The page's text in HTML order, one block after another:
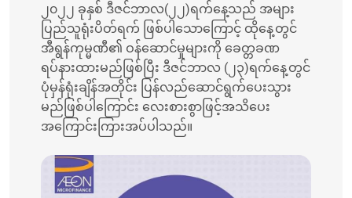
၂၀၂၂ ခုနှစ် ဒီဇင်ဘာလ(၂၂)ရက်နေ့သည် အများ
ပြည်သူရုံးပိတ်ရက် ဖြစ်ပါသောကြောင့် ထိုနေ့တွင်
အီရွန်ကုမ္မဏီ၏ ဝန်ဆောင်မှုများကို ခေတ္တခဏ
ရပ်နားထားမည်ဖြစ်ပြီး ဒီဇင်ဘာလ (၂၃)ရက်နေ့တွင်
ပုံမှန်ရုံးချိန်အတိုင်း ပြန်လည်ဆောင်ရွက်ပေးသွား
မည်ဖြစ်ပါကြောင်း လေးစားစွာဖြင့်အသိပေး
အကြောင်းကြားအပ်ပါသည်။